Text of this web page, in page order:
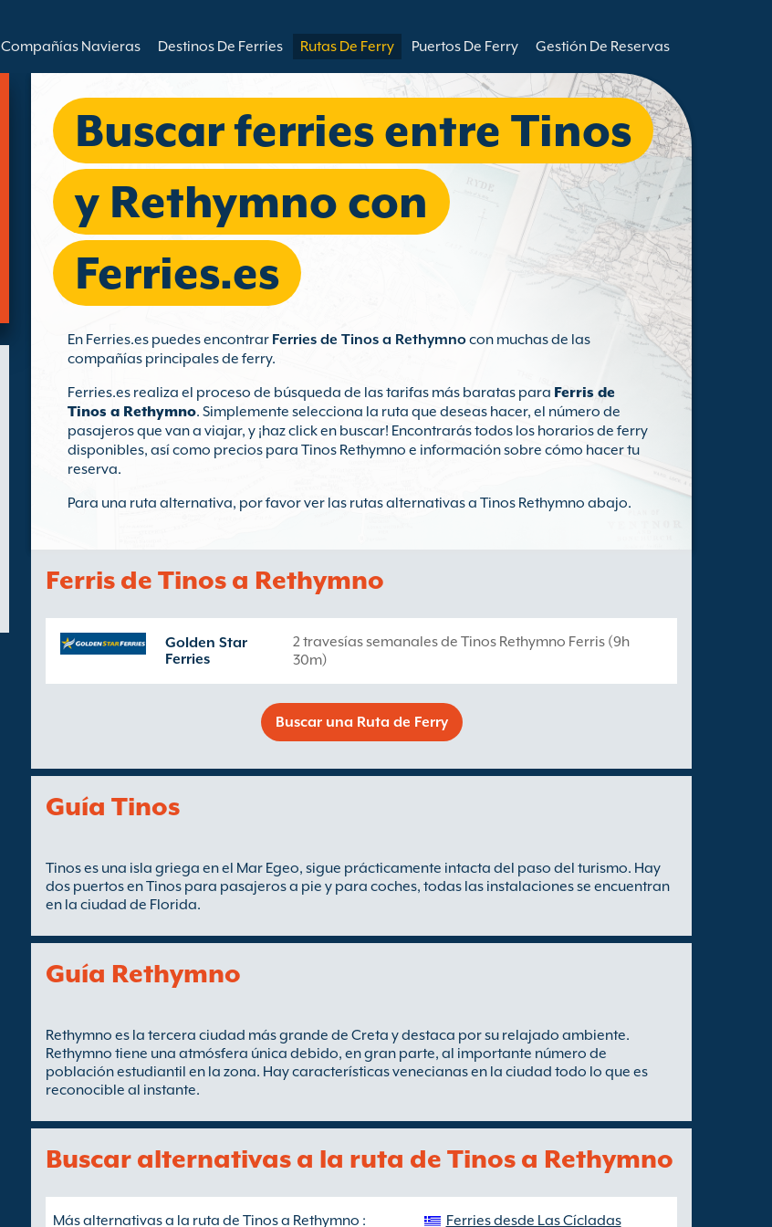
Compañías Navieras Destinos De Ferries Rutas De Ferry Puertos De Ferry Gestión De Reservas
Buscar ferries entre Tinos
y Rethymno con
Ferries.es
En Ferries.es puedes encontrar Ferries de Tinos a Rethymnocon muchas de las
compañías principales de ferry.
Ferries.es realiza el proceso de búsqueda de las tarifas más baratas para Ferris de
Tinos a Rethymno. Simplemente selecciona la ruta que deseas hacer, el número de
pasajeros que van a viajar, y ¡haz click en buscar! Encontrarás todos los horarios de ferry
disponibles, así como precios para Tinos Rethymno e información sobre cómo hacer tu
reserva.
Para una ruta alternativa, por favor ver las rutas alternativas a Tinos Rethymno abajo.
Ferris de Tinos a Rethymno
Golden Star
Ferries
2 travesías semanales de Tinos Rethymno Ferris (9h
30m)
Buscar una Ruta de Ferry
Guía Tinos
Tinos es una isla griega en el Mar Egeo, sigue prácticamente intacta del paso del turismo. Hay
dos puertos en Tinos para pasajeros a pie y para coches, todas las instalaciones se encuentran
en la ciudad de Florida.
Guía Rethymno
Rethymno es la tercera ciudad más grande de Creta y destaca por su relajado ambiente.
Rethymno tiene una atmósfera única debido, en gran parte, al importante número de
población estudiantil en la zona. Hay características venecianas en la ciudad todo lo que es
reconocible al instante.
Buscar alternativas a la ruta de Tinos a Rethymno
Más alternativas a la ruta de Tinos a Rethymno : Ferries desde Las Cícladas